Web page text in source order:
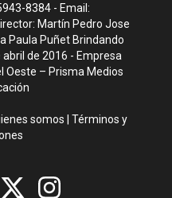
8384 - Email:
Martín Pedro Jose
Paula Puñet Brindando
de 2016 - Empresa
Oeste – Prisma Medios
somos |Términos y